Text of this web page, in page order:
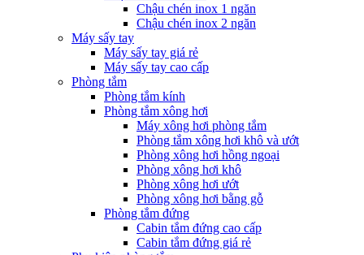
Chậu chén inox 1 ngăn
Chậu chén inox 2 ngăn
Máy sấy tay
Máy sấy tay giá rẻ
Máy sấy tay cao cấp
Phòng tắm
Phòng tắm kính
Phòng tắm xông hơi
Máy xông hơi phòng tắm
Phòng tắm xông hơi khô và ướt
Phòng xông hơi hồng ngoại
Phòng xông hơi khô
Phòng xông hơi ướt
Phòng xông hơi bằng gỗ
Phòng tắm đứng
Cabin tắm đứng cao cấp
Cabin tắm đứng giá rẻ